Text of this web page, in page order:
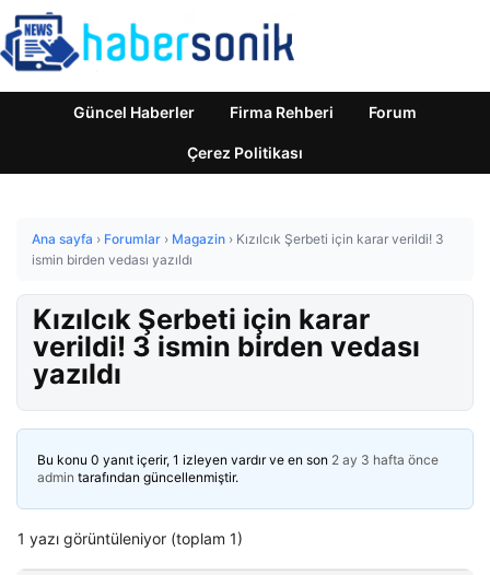
Güncel Haberler Firma Rehberi Forum
Çerez Politikası
Ana sayfa › Forumlar › Magazin › Kızılcık Şerbeti için karar verildi! 3
ismin birden vedası yazıldı
Kızılcık Şerbeti için karar
verildi! 3 ismin birden vedası
yazıldı
Bu konu 0 yanıt içerir, 1 izleyen vardır ve en son 2 ay 3 hafta önce
admin tarafından güncellenmiştir.
1 yazı görüntüleniyor (toplam 1)